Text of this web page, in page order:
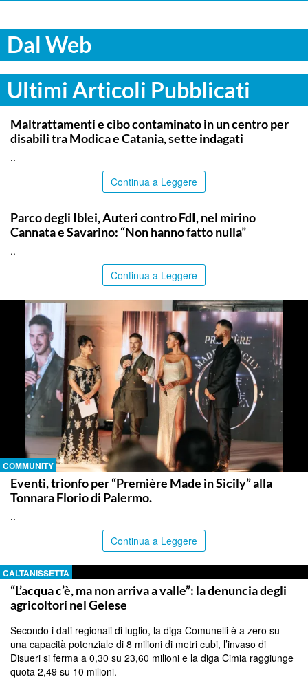
Dal Web
Ultimi Articoli Pubblicati
RAGUSA
Maltrattamenti e cibo contaminato in un centro per
disabili tra Modica e Catania, sette indagati
..
Continua a Leggere
Parco degli Iblei, Auteri contro FdI, nel mirino
Cannata e Savarino: “Non hanno fatto nulla”
..
Continua a Leggere
COMMUNITY
Eventi, trionfo per “Première Made in Sicily” alla
Tonnara Florio di Palermo.
..
Continua a Leggere
CALTANISSETTA
“L’acqua c’è, ma non arriva a valle”: la denuncia degli
agricoltori nel Gelese
Secondo i dati regionali di luglio, la diga Comunelli è a zero su
una capacità potenziale di 8 milioni di metri cubi, l’invaso di
Disueri si ferma a 0,30 su 23,60 milioni e la diga Cimia raggiunge
quota 2,49 su 10 milioni.